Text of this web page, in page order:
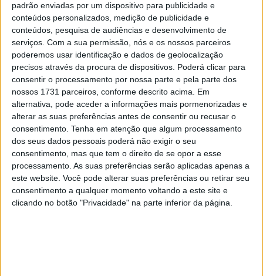
padrão enviadas por um dispositivo para publicidade e
conteúdos personalizados, medição de publicidade e
conteúdos, pesquisa de audiências e desenvolvimento de
serviços. Com a sua permissão, nós e os nossos parceiros
poderemos usar identificação e dados de geolocalização
precisos através da procura de dispositivos. Poderá clicar para
consentir o processamento por nossa parte e pela parte dos
nossos 1731 parceiros, conforme descrito acima. Em
alternativa, pode aceder a informações mais pormenorizadas e
alterar as suas preferências antes de consentir ou recusar o
consentimento. Tenha em atenção que algum processamento
dos seus dados pessoais poderá não exigir o seu
consentimento, mas que tem o direito de se opor a esse
processamento. As suas preferências serão aplicadas apenas a
este website. Você pode alterar suas preferências ou retirar seu
consentimento a qualquer momento voltando a este site e
clicando no botão "Privacidade" na parte inferior da página.
em Jerez como um dos mais importantes da época.
Agendado para segunda-feira, 28 de abril, no dia seguinte
ao Grande Prémio de Espanha, o teste de um dia será a
primeira oportunidade de teste oficial desde que a pré-
época terminou em Buriram.
Em declarações, segundo o sitehttps://www.crash.net
Acosta falou sobre o dia de testes no final do mês de
Abril, em Jerez.
– É talvez o dia mais importante da nossa época. Temos
de experimentar muitas coisas.
Artigos relacionados